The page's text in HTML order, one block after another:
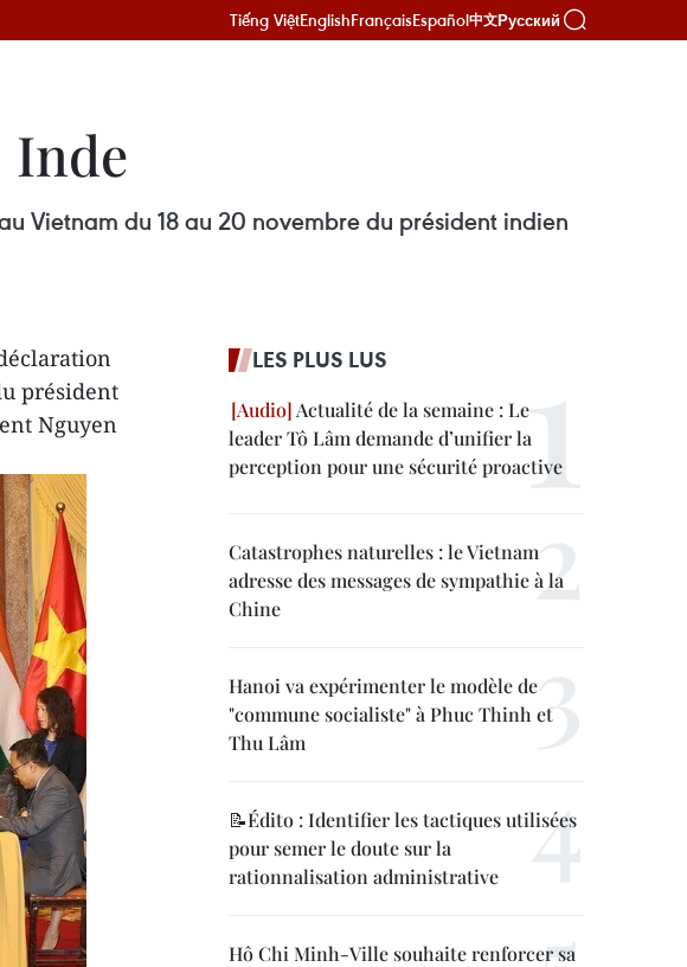
Tiếng ViệtEnglishFrançaisEspañol中文Русский
Inde
Vietnam du 18 au 20 novembre du président indien
président
Nguyen
LES PLUS LUS
Actualité de la semaine : Le
leader Tô Lâm demande d’unifier la
perception pour une sécurité proactive
Catastrophes naturelles : le Vietnam
adresse des messages de sympathie à la
Chine
Hanoi va expérimenter le modèle de
"commune socialiste" à Phuc Thinh et
Thu Lâm
📝Édito : Identifier les tactiques utilisées
pour semer le doute sur la
rationnalisation administrative
Hô Chi Minh-Ville souhaite renforcer sa